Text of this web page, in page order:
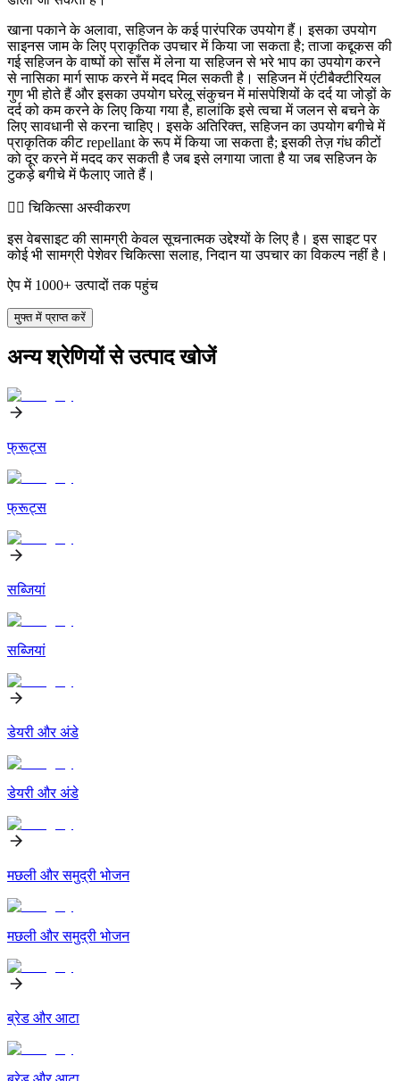
खाना पकाने के अलावा, सहिजन के कई पारंपरिक उपयोग हैं। इसका उपयोग
साइनस जाम के लिए प्राकृतिक उपचार में किया जा सकता है; ताजा कद्दूकस की
गई सहिजन के वाष्पों को साँस में लेना या सहिजन से भरे भाप का उपयोग करने
से नासिका मार्ग साफ करने में मदद मिल सकती है। सहिजन में एंटीबैक्टीरियल
गुण भी होते हैं और इसका उपयोग घरेलू संकुचन में मांसपेशियों के दर्द या जोड़ों के
दर्द को कम करने के लिए किया गया है, हालांकि इसे त्वचा में जलन से बचने के
लिए सावधानी से करना चाहिए। इसके अतिरिक्त, सहिजन का उपयोग बगीचे में
प्राकृतिक कीट repellant के रूप में किया जा सकता है; इसकी तेज़ गंध कीटों
को दूर करने में मदद कर सकती है जब इसे लगाया जाता है या जब सहिजन के
टुकड़े बगीचे में फैलाए जाते हैं।
👨‍⚕️️ चिकित्सा अस्वीकरण
इस वेबसाइट की सामग्री केवल सूचनात्मक उद्देश्यों के लिए है। इस साइट पर
कोई भी सामग्री पेशेवर चिकित्सा सलाह, निदान या उपचार का विकल्प नहीं है।
ऐप में 1000+ उत्पादों तक पहुंच
मुफ्त में प्राप्त करें
अन्य श्रेणियों से उत्पाद खोजें
फ्रूट्स
फ्रूट्स
सब्जियां
सब्जियां
डेयरी और अंडे
डेयरी और अंडे
मछली और समुद्री भोजन
मछली और समुद्री भोजन
ब्रेड और आटा